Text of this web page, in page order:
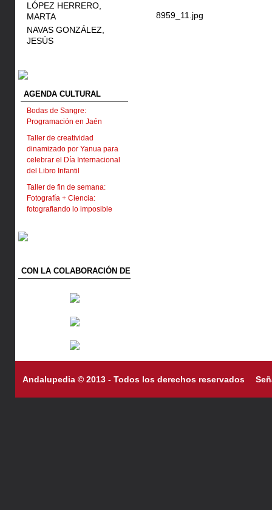
LÓPEZ HERRERO,
MARTA
NAVAS GONZÁLEZ,
JESÚS
AGENDA CULTURAL
Bodas de Sangre:
Programación en Jaén
Taller de creatividad
dinamizado por Yanua para
celebrar el Día Internacional
del Libro Infantil
Taller de fin de semana:
Fotografía + Ciencia:
fotografiando lo imposible
CON LA COLABORACIÓN DE
8959_11.jpg
Andalupedia © 2013 - Todos los derechos reservados